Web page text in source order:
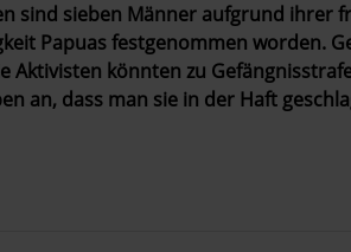
sind sieben Männer aufgrund ihrer
Papuas festgenommen worden.
Aktivisten könnten zu
an, dass man sie in der Haft